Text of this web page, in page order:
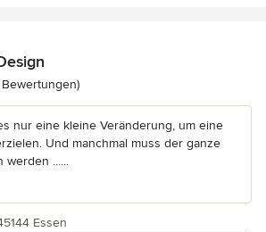
4.9 von 5 Sternen
Bewertungen)
nur eine kleine Veränderung, um eine
Und manchmal muss der ganze
werden ......
Essen